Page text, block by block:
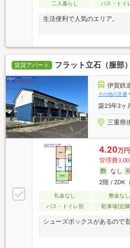
二人暮らし
バス・トイ
生活便利で人気のエリア。
賃貸アパート フラット立石（服
伊賀鉄
その他の交通
築25年3ヶ
三重県
4.20万円
管理費
なし
2階 / 2DK
礼金なし 敷金なし
バス・トイレ別
駐車場(近
シューズボックスがあるので